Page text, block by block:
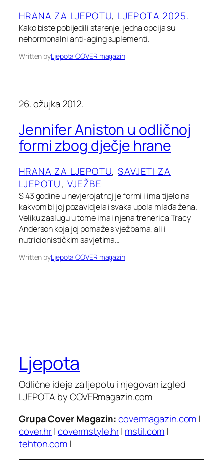
HRANA ZA LJEPOTU, LJEPOTA 2025.
Kako biste pobijedili starenje, jedna opcija su
nehormonalni anti-aging suplementi.
Written byLjepota COVER magazin
26. ožujka 2012.
Jennifer Aniston u odličnoj
formi zbog dječje hrane
HRANA ZA LJEPOTU, SAVJETI ZA
LJEPOTU, VJEŽBE
S 43 godine u nevjerojatnoj je formi i ima tijelo na
kakvom bi joj pozavidjela i svaka upola mlađa žena.
Veliku zaslugu u tome ima i njena trenerica Tracy
Anderson koja joj pomaže s vježbama, ali i
nutricionističkim savjetima…
Written byLjepota COVER magazin
Ljepota
Odlične ideje za ljepotu i njegovan izgled
LJEPOTA by COVERmagazin.com
Grupa Cover Magazin:covermagazin.com|
cover.hr|covermstyle.hr| mstil.com|
tehton.com|